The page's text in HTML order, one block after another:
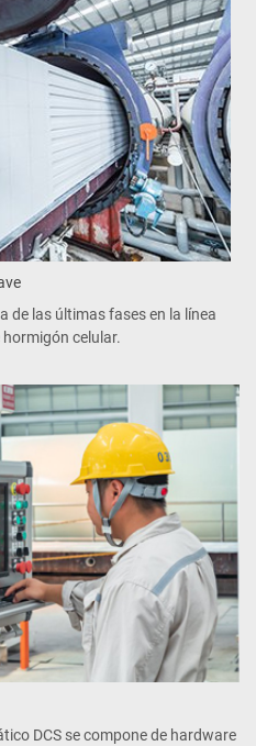
de las últimas fases en la línea
celular.
DCS se compone de hardware